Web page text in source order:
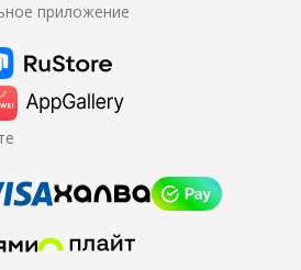
приложение